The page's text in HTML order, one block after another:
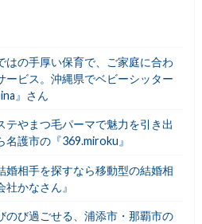
はの手厚い保育で、ご家庭に合わ
ービス。沖縄県でベビーシッター
』さん
テやまつ毛パーマで魅力を引き出
名護市の『369.miroku』
婚相手を探すなら移動型の結婚相
かなさん』
のび過ごせる、浦添市・那覇市の